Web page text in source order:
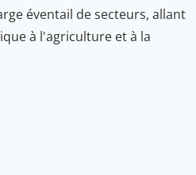
éventail de secteurs, allant
à l'agriculture et à la